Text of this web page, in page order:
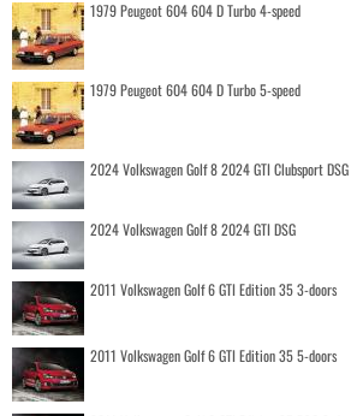
1979 Peugeot 604 604 D Turbo 4-speed
1979 Peugeot 604 604 D Turbo 5-speed
2024 Volkswagen Golf 8 2024 GTI Clubsport DSG
2024 Volkswagen Golf 8 2024 GTI DSG
2011 Volkswagen Golf 6 GTI Edition 35 3-doors
2011 Volkswagen Golf 6 GTI Edition 35 5-doors